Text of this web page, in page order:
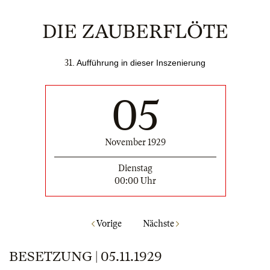
DIE ZAUBERFLÖTE
31 . Aufführung in dieser Inszenierung
05
November 1929
Dienstag
00:00 Uhr
Vorige Nächste
BESETZUNG | 05.11.1929